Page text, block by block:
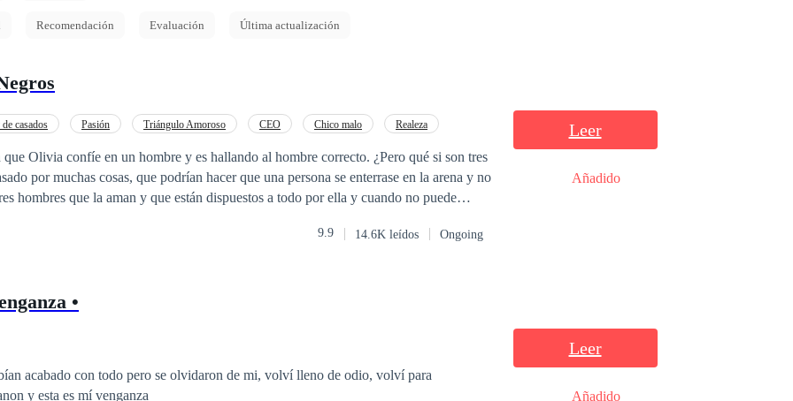
Recomendación Evaluación Última actualización
casados Pasión Triángulo Amoroso CEO Chico malo
Realeza
Olivia confíe en un hombre y es hallando al hombre correcto. ¿Pero qué si son tres
por muchas cosas, que podrían hacer que una persona se enterrase en la arena y no
hombres que la aman y que están dispuestos a todo por ella y cuando no puede
cuatro le importa lo que otros piensen sobre su no tradicional familia. Mientras
9.9 14.6K leídos Ongoing
Leer
Añadido
•
acabado con todo pero se olvidaron de mi, volví lleno de odio, volví para
soy Kanon y esta es mí venganza
Leer
Añadido